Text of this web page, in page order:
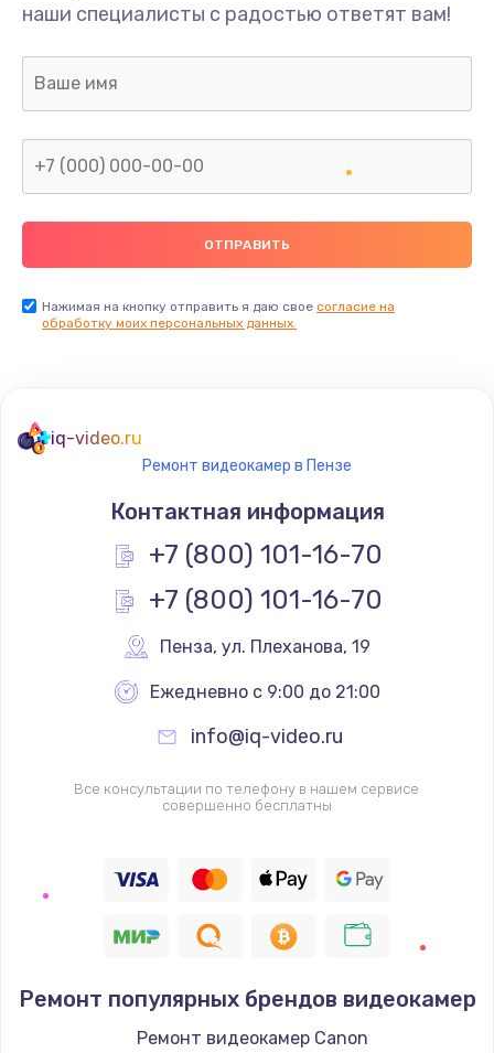
Замена системы охлаждения
от 1500 руб.
Заказать
Замена тачпада
от 1330 руб.
Заказать
Замена южного моста
от 2600 руб.
Заказать
Ремонт разъема питания
от 1060 руб.
Замена вебкамеры
Заказать
Замена микрофона
от 550 руб.
наши специалисты с радостью ответят вам!
Нажимая на кнопку отправить я даю свое согласие на
обработку моих персональных данных.
iq-video.ru
Ремонт видеокамер в Пензе
Контактная информация
+7 (800) 101-16-70
+7 (800) 101-16-70
Пенза, ул. Плеханова, 19
Ежедневно с 9:00 до 21:00
info@iq-video.ru
Все консультации по телефону в нашем сервисе
совершенно бесплатны
Ремонт популярных брендов видеокамер
Ремонт видеокамер Canon